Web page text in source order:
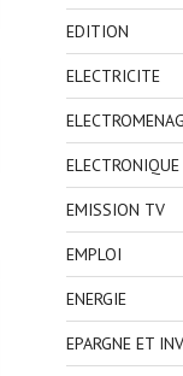
EDITION
ELECTRICITE
EMISSION TV
EMPLOI
ENERGIE
EPARGNE ET